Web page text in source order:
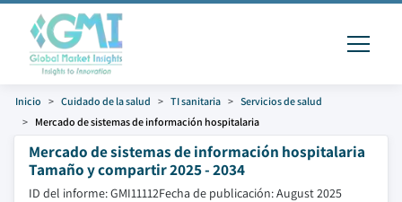
Inicio Cuidado de la salud TI sanitaria
Servicios de salud
Mercado de sistemas de información hospitalaria
Mercado de sistemas de información hospitalaria
Tamaño y compartir 2025 - 2034
ID del informe: GMI11112Fecha de publicación: August 2025